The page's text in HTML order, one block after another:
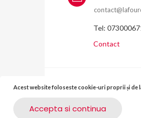
Acest website foloseste cookie-uri proprii și
Accepta si continua
Tel:
Contact